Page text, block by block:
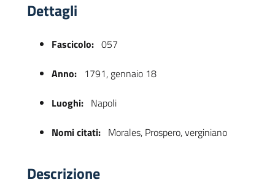
Dettagli
Fascicolo: 057
Anno: 1791, gennaio 18
Luoghi: Napoli
Nomi citati: Morales, Prospero, verginiano
Descrizione